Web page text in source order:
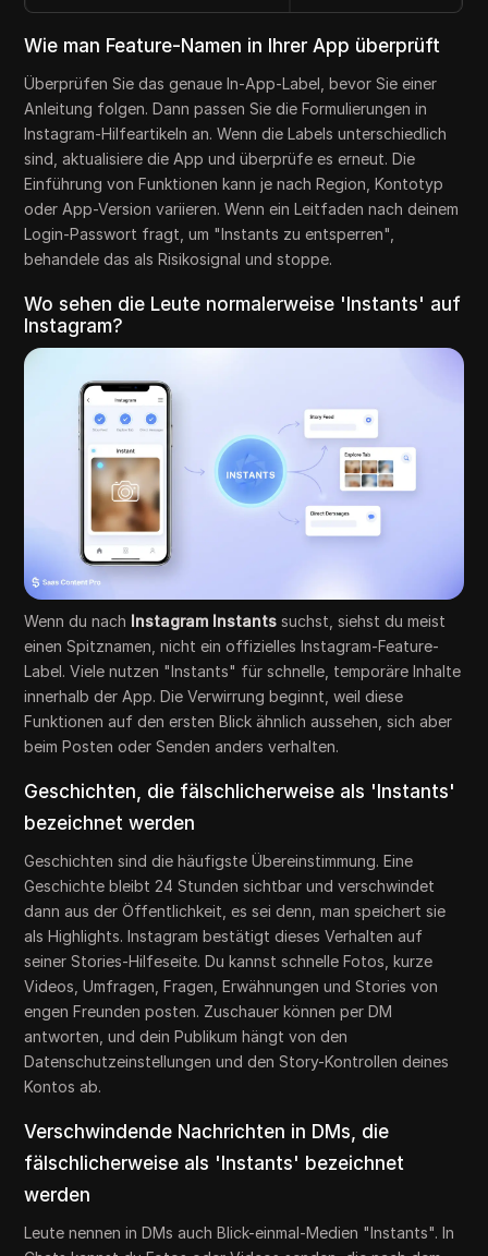
Wie man Feature-Namen in Ihrer App überprüft
Überprüfen Sie das genaue In-App-Label, bevor Sie einer
Anleitung folgen. Dann passen Sie die Formulierungen in
Instagram-Hilfeartikeln an. Wenn die Labels unterschiedlich
sind, aktualisiere die App und überprüfe es erneut. Die
Einführung von Funktionen kann je nach Region, Kontotyp
oder App-Version variieren. Wenn ein Leitfaden nach deinem
Login-Passwort fragt, um "Instants zu entsperren",
behandele das als Risikosignal und stoppe.
Wo sehen die Leute normalerweise 'Instants' auf
Instagram?
Wenn du nach Instagram Instants suchst, siehst du meist
einen Spitznamen, nicht ein offizielles Instagram-Feature-
Label. Viele nutzen "Instants" für schnelle, temporäre Inhalte
innerhalb der App. Die Verwirrung beginnt, weil diese
Funktionen auf den ersten Blick ähnlich aussehen, sich aber
beim Posten oder Senden anders verhalten.
Geschichten, die fälschlicherweise als 'Instants'
bezeichnet werden
Geschichten sind die häufigste Übereinstimmung. Eine
Geschichte bleibt 24 Stunden sichtbar und verschwindet
dann aus der Öffentlichkeit, es sei denn, man speichert sie
als Highlights. Instagram bestätigt dieses Verhalten auf
seiner Stories-Hilfeseite. Du kannst schnelle Fotos, kurze
Videos, Umfragen, Fragen, Erwähnungen und Stories von
engen Freunden posten. Zuschauer können per DM
antworten, und dein Publikum hängt von den
Datenschutzeinstellungen und den Story-Kontrollen deines
Kontos ab.
Verschwindende Nachrichten in DMs, die
fälschlicherweise als 'Instants' bezeichnet
werden
Leute nennen in DMs auch Blick-einmal-Medien "Instants". In